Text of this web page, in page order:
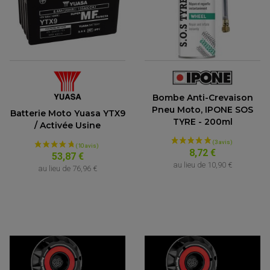
KIT POIGNÉE DE GAZ QUAD
POIGNÉE QUAD
PROTÈGE-MAINS
PONTETS / REHAUSSES DE GUIDON
Batterie Moto Yuasa YTX9
/ Activée Usine
53,87 €
au lieu de 76,96 €
Bombe Anti-Crevaison
Pneu Moto, IPONE SOS
TYRE - 200ml
8,72 €
au lieu de 10,90 €